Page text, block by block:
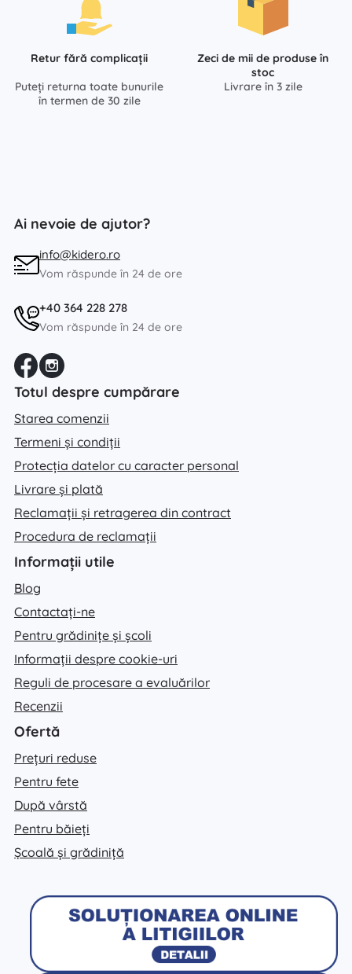
Retur fără complicații
Puteți returna toate bunurile
în termen de 30 zile
Zeci de mii de produse în
stoc
Livrare în 3 zile
Ai nevoie de ajutor?
info@kidero.ro
Vom răspunde în 24 de ore
+40 364 228 278
Vom răspunde în 24 de ore
Totul despre cumpărare
Starea comenzii
Termeni și condiții
Protecția datelor cu caracter personal
Livrare și plată
Reclamații și retragerea din contract
Procedura de reclamații
Informații utile
Blog
Contactați-ne
Pentru grădinițe și școli
Informații despre cookie-uri
Reguli de procesare a evaluărilor
Recenzii
Ofertă
Prețuri reduse
Pentru fete
După vârstă
Pentru băieți
Școală și grădiniță